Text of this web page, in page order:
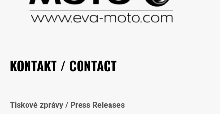
KONTAKT / CONTACT
Tiskové zprávy / Press Releases